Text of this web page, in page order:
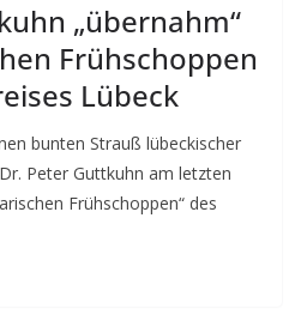
„übernahm“
Frühschoppen
Lübeck
bunten Strauß lübeckischer
Peter Guttkuhn am letzten
Frühschoppen“ des